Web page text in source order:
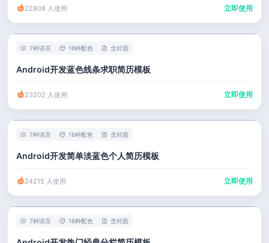
22808 人使用 立即使用
7种语言 16种配色 含封面
Android开发蓝色线条求职简历模板
23202 人使用 立即使用
7种语言 16种配色 含封面
Android开发简单淡蓝色个人简历模板
24215 人使用 立即使用
7种语言 16种配色 含封面